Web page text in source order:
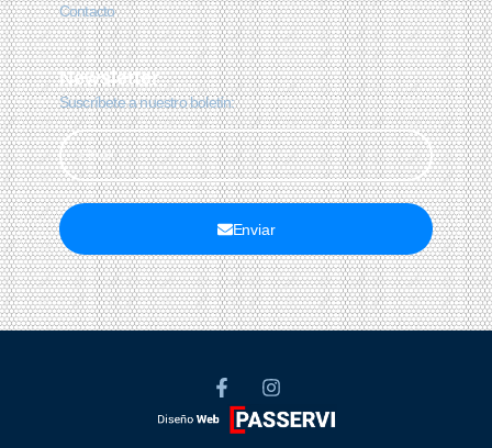
Contacto
Newsletter
Suscríbete a nuestro boletín:
Enviar